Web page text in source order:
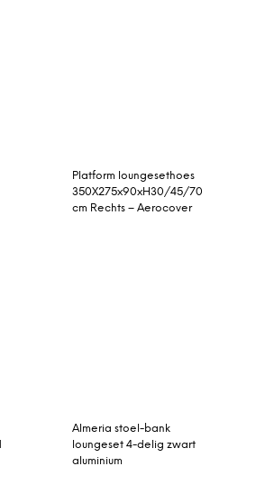
Platform loungesethoes
350X275x90xH30/45/70
cm Rechts – Aerocover
Almeria stoel-bank
loungeset 4-delig zwart
aluminium